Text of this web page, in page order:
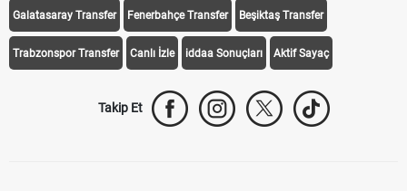
Galatasaray Transfer Fenerbahçe Transfer Beşiktaş Transfer
Trabzonspor Transfer Canlı İzle iddaa Sonuçları Aktif Sayaç
Takip Et